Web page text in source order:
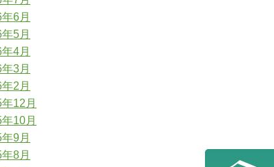
6月
5月
4月
3月
2月
12月
10月
9月
8月